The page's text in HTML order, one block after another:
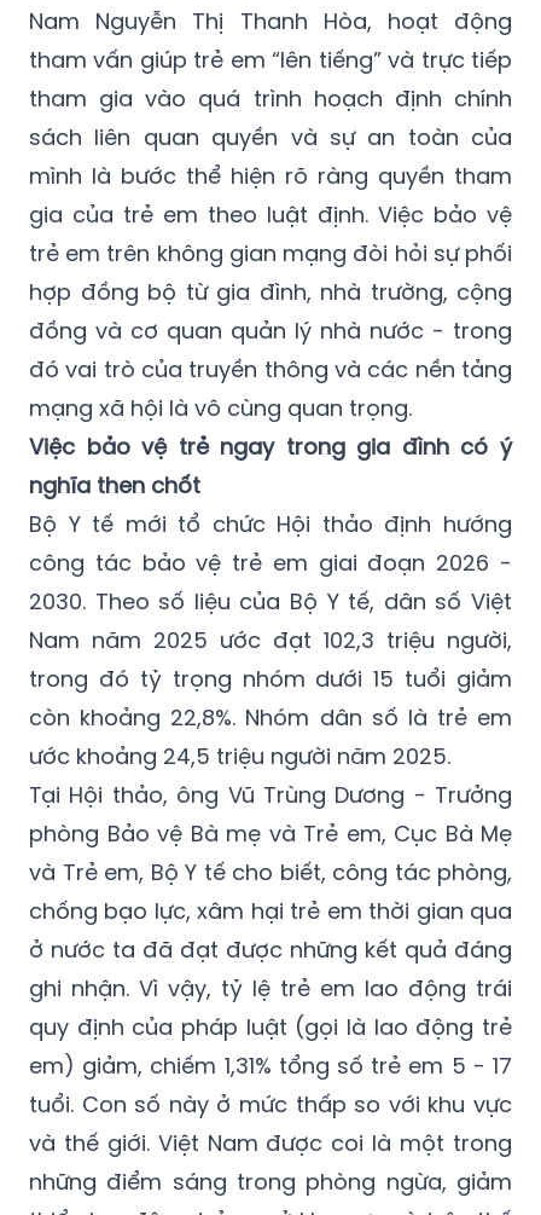
Nam Nguyễn Thị Thanh Hòa, hoạt động
tham vấn giúp trẻ em “lên tiếng” và trực tiếp
tham gia vào quá trình hoạch định chính
sách liên quan quyền và sự an toàn của
mình là bước thể hiện rõ ràng quyền tham
gia của trẻ em theo luật định. Việc bảo vệ
trẻ em trên không gian mạng đòi hỏi sự phối
hợp đồng bộ từ gia đình, nhà trường, cộng
đồng và cơ quan quản lý nhà nước - trong
đó vai trò của truyền thông và các nền tảng
mạng xã hội là vô cùng quan trọng.
Việc bảo vệ trẻ ngay trong gia đình có ý
nghĩa then chốt
Bộ Y tế mới tổ chức Hội thảo định hướng
công tác bảo vệ trẻ em giai đoạn 2026 -
2030. Theo số liệu của Bộ Y tế, dân số Việt
Nam năm 2025 ước đạt 102,3 triệu người,
trong đó tỷ trọng nhóm dưới 15 tuổi giảm
còn khoảng 22,8%. Nhóm dân số là trẻ em
ước khoảng 24,5 triệu người năm 2025.
Tại Hội thảo, ông Vũ Trùng Dương - Trưởng
phòng Bảo vệ Bà mẹ và Trẻ em, Cục Bà Mẹ
và Trẻ em, Bộ Y tế cho biết, công tác phòng,
chống bạo lực, xâm hại trẻ em thời gian qua
ở nước ta đã đạt được những kết quả đáng
ghi nhận. Vì vậy, tỷ lệ trẻ em lao động trái
quy định của pháp luật (gọi là lao động trẻ
em) giảm, chiếm 1,31% tổng số trẻ em 5 - 17
tuổi. Con số này ở mức thấp so với khu vực
và thế giới. Việt Nam được coi là một trong
những điểm sáng trong phòng ngừa, giảm